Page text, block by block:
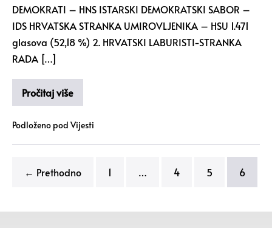
DEMOKRATI – HNS ISTARSKI DEMOKRATSKI SABOR –
IDS HRVATSKA STRANKA UMIROVLJENIKA – HSU 1.471
glasova (52,18 %) 2. HRVATSKI LABURISTI-STRANKA
RADA […]
Pročitaj više
Podloženo pod Vijesti
← Prethodno 1 … 4 5 6